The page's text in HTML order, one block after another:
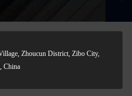
Zhoucun District, Zibo City,
China